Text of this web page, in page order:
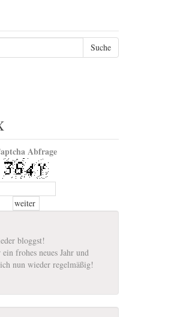
Abfrage
bloggst!
frohes neues Jahr und
nun wieder regelmäßig!